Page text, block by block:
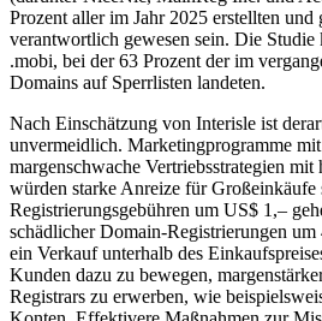
Prozent aller im Jahr 2025 erstellten
verantwortlich gewesen sein. Die
.mobi, bei der 63 Prozent der im
Domains auf Sperrlisten landeten.
Nach Einschätzung von Interisle ist
unvermeidlich. Marketingprogramme
margenschwache Vertriebsstrategien
würden starke Anreize für Großeinkäufe
Registrierungsgebühren um US$ 1,–
schädlicher Domain-Registrierungen um
ein Verkauf unterhalb des
Kunden dazu zu bewegen,
Registrars zu erwerben, wie